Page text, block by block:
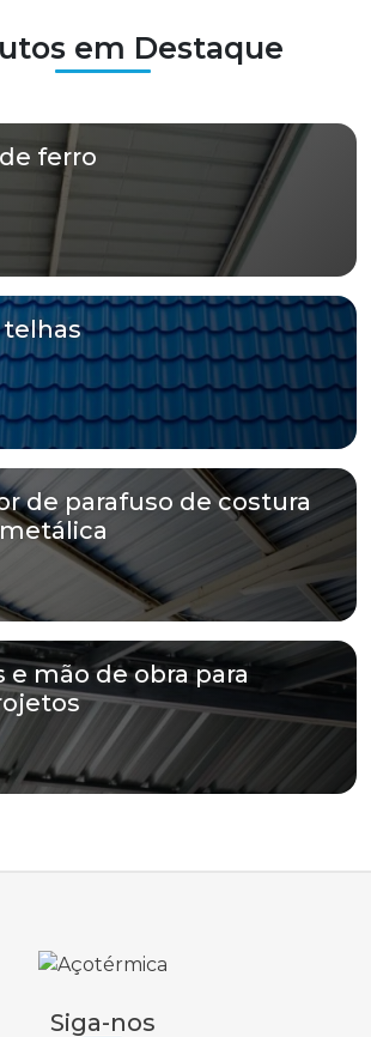
em Destaque
ferro
telhas
de parafuso de costura
e mão de obra para
Siga-nos